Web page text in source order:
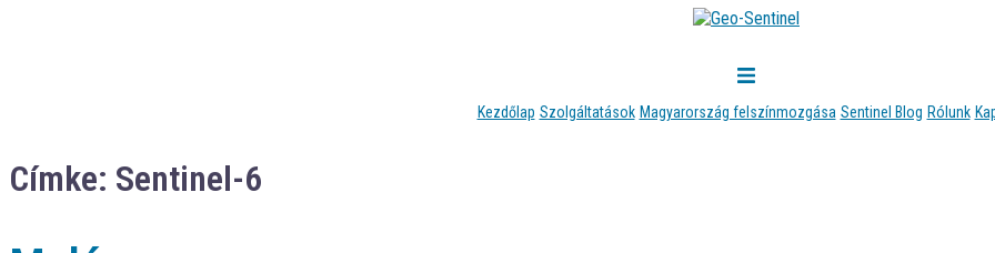
Kezdőlap Szolgáltatások Magyarország felszínmozgása Sentinel Blog Rólunk
Címke: Sentinel-6